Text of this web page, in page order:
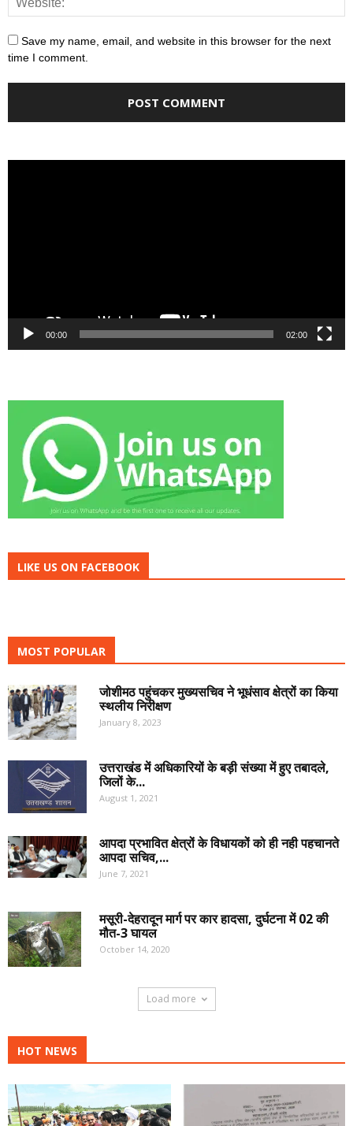
Save my name, email, and website in this browser for the next
time I comment.
00:00 02:00
LIKE US ON FACEBOOK
MOST POPULAR
जोशीमठ पहुंचकर मुख्यसचिव ने भूधंसाव क्षेत्रों का किया
स्थलीय निरीक्षण
January 8, 2023
उत्तराखंड में अधिकारियों के बड़ी संख्या में हुए तबादले,
जिलों के...
August 1, 2021
आपदा प्रभावित क्षेत्रों के विधायकों को ही नही पहचानते
आपदा सचिव,...
June 7, 2021
मसूरी-देहरादून मार्ग पर कार हादसा, दुर्घटना में 02 की
मौत-3 घायल
October 14, 2020
Load more
HOT NEWS